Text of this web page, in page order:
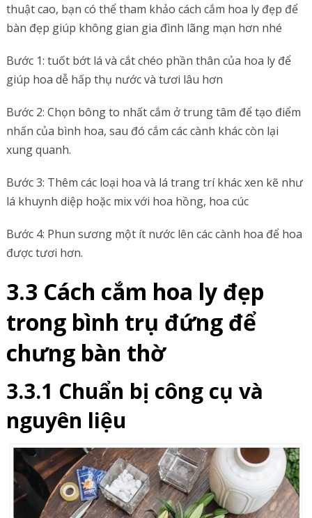
thuật cao, bạn có thể tham khảo cách cắm hoa ly đẹp để
bàn đẹp giúp không gian gia đình lãng mạn hơn nhé
Bước 1: tuốt bớt lá và cắt chéo phần thân của hoa ly để
giúp hoa dễ hấp thụ nước và tươi lâu hơn
Bước 2: Chọn bông to nhất cắm ở trung tâm để tạo điểm
nhấn của bình hoa, sau đó cắm các cành khác còn lại
xung quanh.
Bước 3: Thêm các loại hoa và lá trang trí khác xen kẽ như
lá khuynh diệp hoặc mix với hoa hồng, hoa cúc
Bước 4: Phun sương một ít nước lên các cành hoa để hoa
được tươi hơn.
3.3 Cách cắm hoa ly đẹp
trong bình trụ đứng để
chưng bàn thờ
3.3.1 Chuẩn bị công cụ và
nguyên liệu